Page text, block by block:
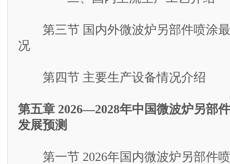
第三节 国内外微波炉另部件喷涂最
况
第四节 主要生产设备情况介绍
第五章 2026—2028年中国微波炉另部
发展预测
第一节 2026年国内微波炉另部件喷